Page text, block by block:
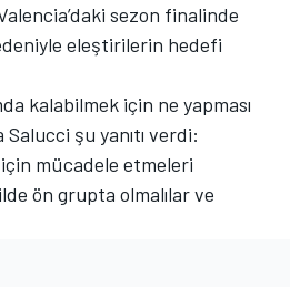
sezon finalinde
eleştirilerin hedefi
kalabilmek için ne yapması
şu yanıtı verdi:
mücadele etmeleri
ön grupta olmalılar ve